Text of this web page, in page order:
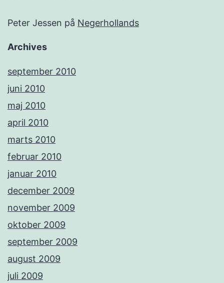
Peter Jessen på Negerhollands
Archives
september 2010
juni 2010
maj 2010
april 2010
marts 2010
februar 2010
januar 2010
december 2009
november 2009
oktober 2009
september 2009
august 2009
juli 2009